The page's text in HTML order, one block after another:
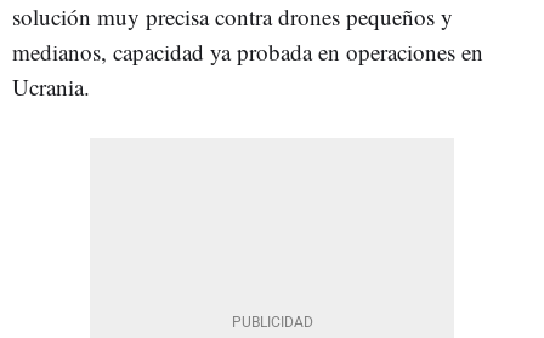
solución muy precisa contra drones pequeños y
medianos, capacidad ya probada en operaciones en
Ucrania.